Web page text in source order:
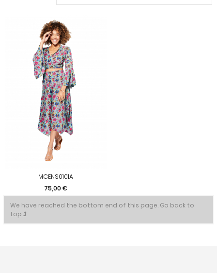
MCENS0101A
Precio
75,00 €
We have reached the bottom end of this page. Go back to
top